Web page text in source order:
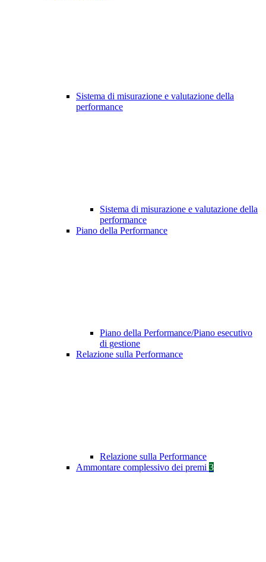
Sistema di misurazione e valutazione della
performance
Sistema di misurazione e valutazione della
performance
Piano della Performance
Piano della Performance/Piano esecutivo
di gestione
Relazione sulla Performance
Relazione sulla Performance
Ammontare complessivo dei premi 3